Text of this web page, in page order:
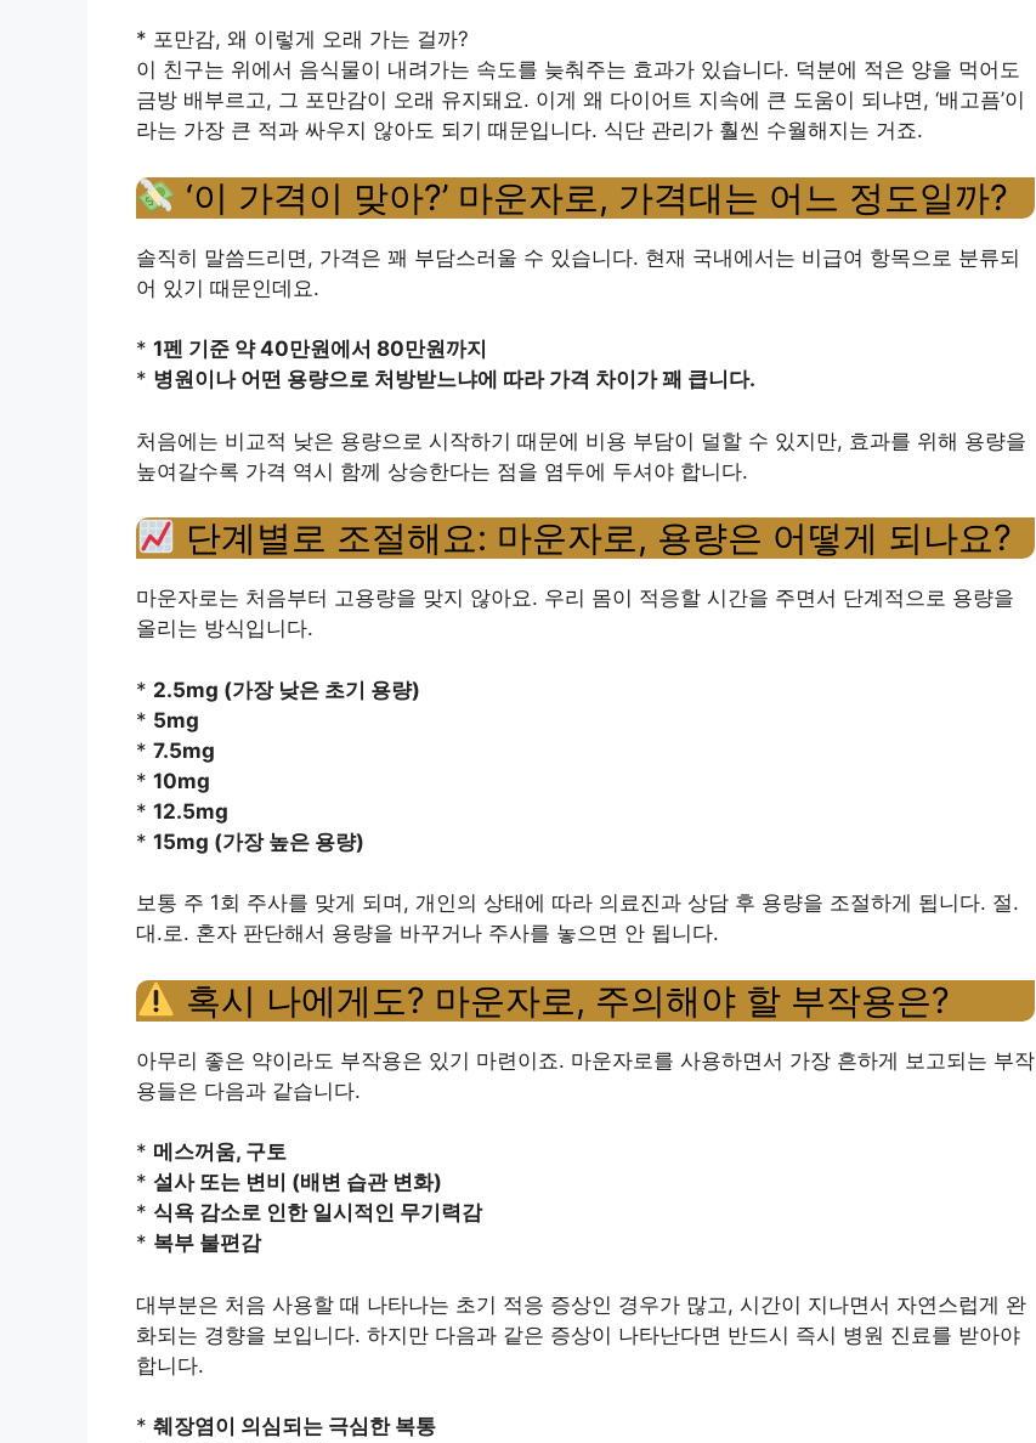
* 포만감, 왜 이렇게 오래 가는 걸까?
이 친구는 위에서 음식물이 내려가는 속도를 늦춰주는 효과가 있습니다. 덕분에 적은 양을 먹어도
금방 배부르고, 그 포만감이 오래 유지돼요. 이게 왜 다이어트 지속에 큰 도움이 되냐면, ‘배고픔’이
라는 가장 큰 적과 싸우지 않아도 되기 때문입니다. 식단 관리가 훨씬 수월해지는 거죠.
‘이 가격이 맞아?’ 마운자로, 가격대는 어느 정도일까?
솔직히 말씀드리면, 가격은 꽤 부담스러울 수 있습니다. 현재 국내에서는 비급여 항목으로 분류되
어 있기 때문인데요.
* 1펜 기준 약 40만원에서 80만원까지
* 병원이나 어떤 용량으로 처방받느냐에 따라 가격 차이가 꽤 큽니다.
처음에는 비교적 낮은 용량으로 시작하기 때문에 비용 부담이 덜할 수 있지만, 효과를 위해 용량을
높여갈수록 가격 역시 함께 상승한다는 점을 염두에 두셔야 합니다.
단계별로 조절해요: 마운자로, 용량은 어떻게 되나요?
마운자로는 처음부터 고용량을 맞지 않아요. 우리 몸이 적응할 시간을 주면서 단계적으로 용량을
올리는 방식입니다.
* 2.5mg (가장 낮은 초기 용량)
* 5mg
* 7.5mg
* 10mg
* 12.5mg
* 15mg (가장 높은 용량)
보통 주 1회 주사를 맞게 되며, 개인의 상태에 따라 의료진과 상담 후 용량을 조절하게 됩니다. 절.
대.로. 혼자 판단해서 용량을 바꾸거나 주사를 놓으면 안 됩니다.
혹시 나에게도? 마운자로, 주의해야 할 부작용은?
아무리 좋은 약이라도 부작용은 있기 마련이죠. 마운자로를 사용하면서 가장 흔하게 보고되는 부작
용들은 다음과 같습니다.
* 메스꺼움, 구토
* 설사 또는 변비 (배변 습관 변화)
* 식욕 감소로 인한 일시적인 무기력감
* 복부 불편감
대부분은 처음 사용할 때 나타나는 초기 적응 증상인 경우가 많고, 시간이 지나면서 자연스럽게 완
화되는 경향을 보입니다. 하지만 다음과 같은 증상이 나타난다면 반드시 즉시 병원 진료를 받아야
합니다.
* 췌장염이 의심되는 극심한 복통